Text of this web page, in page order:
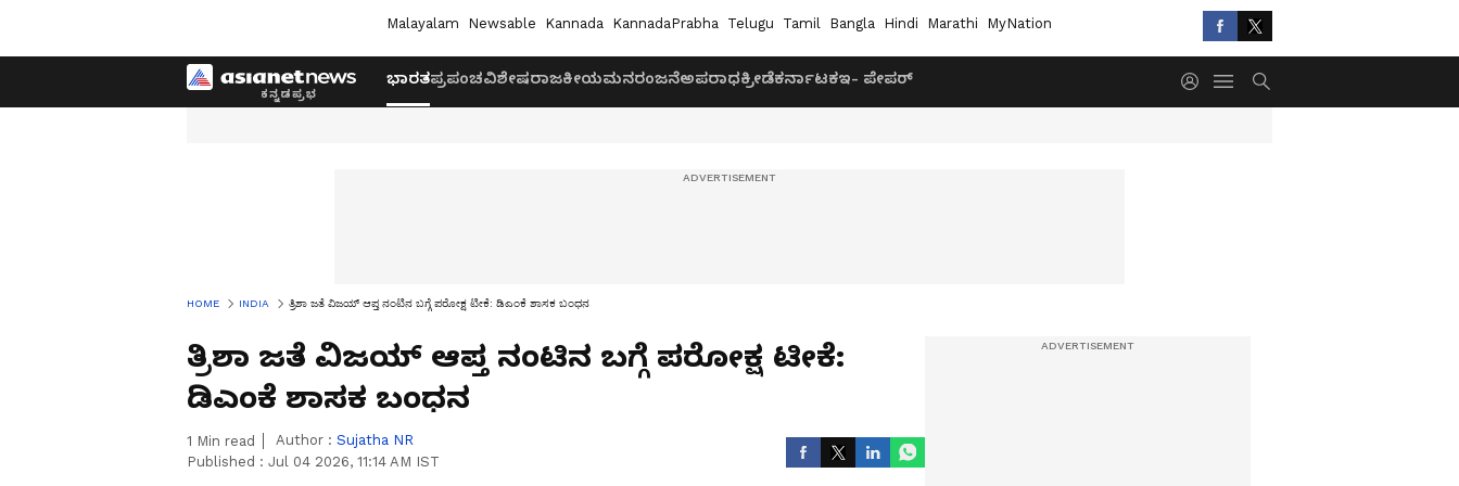
Malayalam Newsable Kannada KannadaPrabha Telugu Tamil Bangla Hindi Marathi MyNation
ಭಾರತಪ್ರಪಂಚವಿಶೇಷರಾಜಕೀಯಮನರಂಜನೆಅಪರಾಧಕ್ರೀಡೆಕರ್ನಾಟಕಇ- ಪೇಪರ್
HOME INDIA ತ್ರಿಶಾ ಜತೆ ವಿಜಯ್‌ ಆಪ್ತ ನಂಟಿನ ಬಗ್ಗೆ ಪರೋಕ್ಷ ಟೀಕೆ: ಡಿಎಂಕೆ ಶಾಸಕ ಬಂಧನ
ತ್ರಿಶಾ ಜತೆ ವಿಜಯ್‌ ಆಪ್ತ ನಂಟಿನ ಬಗ್ಗೆ ಪರೋಕ್ಷ ಟೀಕೆ:
ಡಿಎಂಕೆ ಶಾಸಕ ಬಂಧನ
1 Min read Author : Sujatha NR
Published : Jul 04 2026, 11:14 AM IST